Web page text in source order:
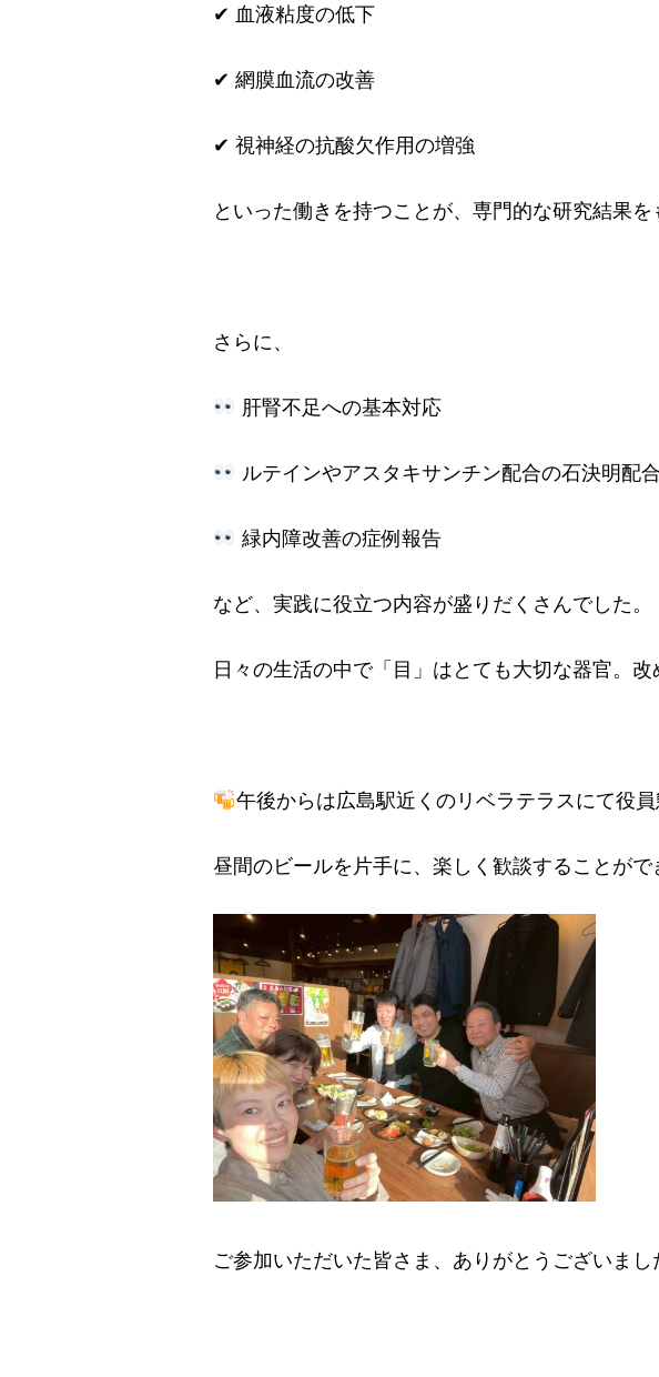
✔ 血液粘度の低下
✔ 網膜血流の改善
✔ 視神経の抗酸欠作用の増強
といった働きを持つことが、専門的な研究結果を
さらに、
肝腎不足への基本対応
ルテインやアスタキサンチン配合の石決明配
緑内障改善の症例報告
など、実践に役立つ内容が盛りだくさんでした。
日々の生活の中で「目」はとても大切な器官。
午後からは広島駅近くのリベラテラスにて役員
昼間のビールを片手に、楽しく歓談することがで
ご参加いただいた皆さま、ありがとうございまし